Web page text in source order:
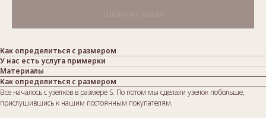
Как определиться с размером
У нас есть услуга примерки
Материалы
Как определиться с размером
Все началось с узелков в размере S. По потом мы сделали узелок побольше,
прислушившись к нашим постоянным покупателям.